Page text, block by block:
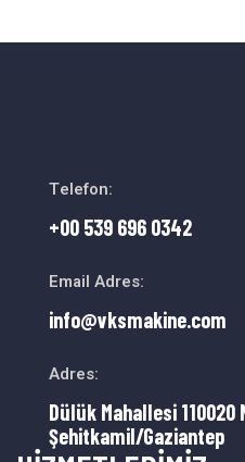
Telefon:
+00 539 696 0342
Email Adres:
info@vksmakine.com
Adres:
Dülük Mahallesi 110020
Şehitkamil/Gaziantep